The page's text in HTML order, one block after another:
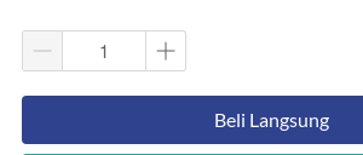
`Beli Langsung